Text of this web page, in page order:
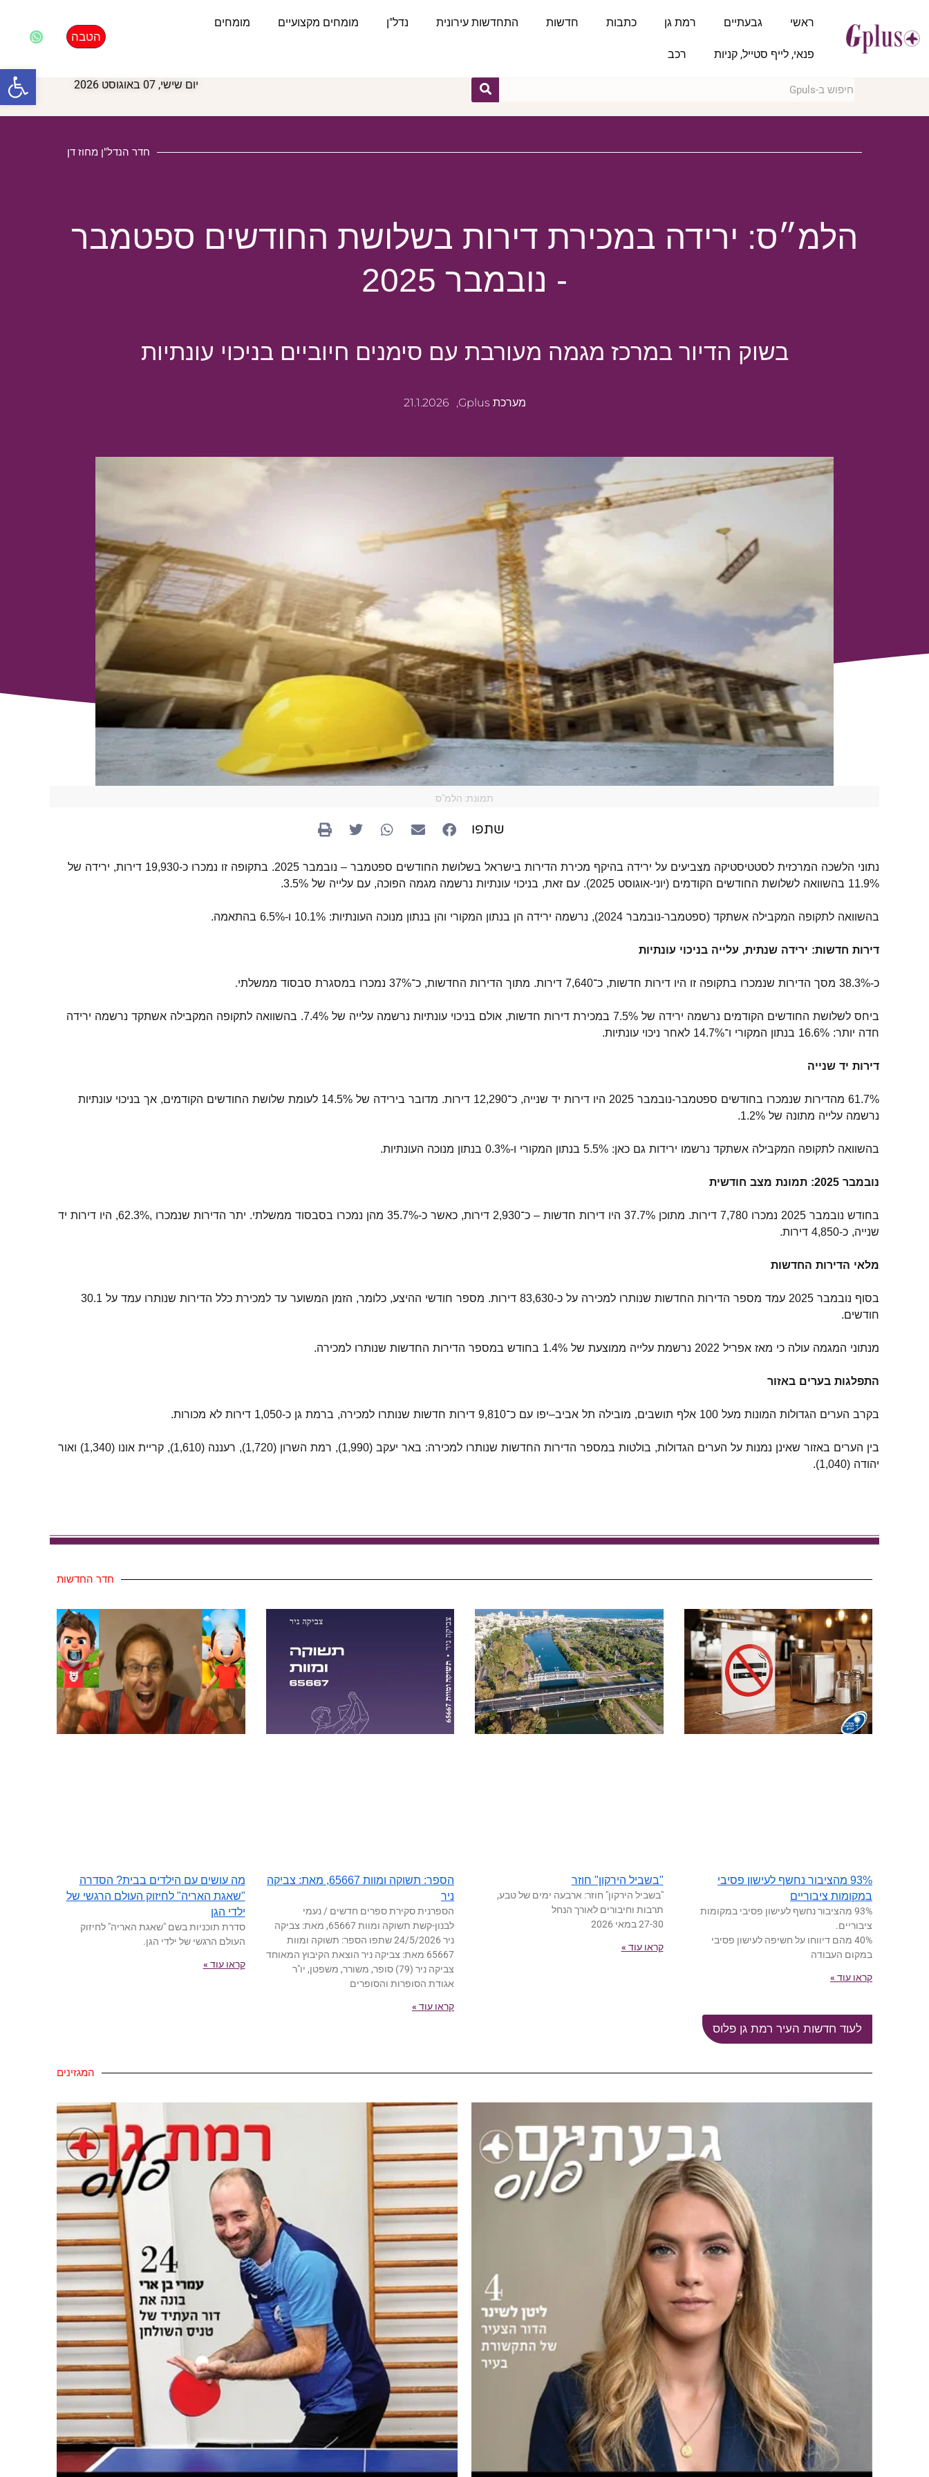
ראשי גבעתיים רמת גן כתבות חדשות התחדשות עירונית נדל"ן מומחים מקצועיים מומחים
פנאי, לייף סטייל, קניות רכב
הטבה
יום שישי, 07 באוגוסט 2026
חדר הנדל"ן מחוז דן
הלמ״ס: ירידה במכירת דירות בשלושת החודשים ספטמבר
- נובמבר 2025
בשוק הדיור במרכז מגמה מעורבת עם סימנים חיוביים בניכוי עונתיות
מערכת Gplus, 21.1.2026
תמונת: הלמ"ס
שתפו
נתוני הלשכה המרכזית לסטטיסטיקה מצביעים על ירידה בהיקף מכירת הדירות בישראל בשלושת החודשים ספטמבר – נובמבר 2025. בתקופה זו נמכרו כ-19,930 דירות, ירידה של
11.9% בהשוואה לשלושת החודשים הקודמים (יוני-אוגוסט 2025). עם זאת, בניכוי עונתיות נרשמה מגמה הפוכה, עם עלייה של 3.5%.
בהשוואה לתקופה המקבילה אשתקד (ספטמבר-נובמבר 2024), נרשמה ירידה הן בנתון המקורי והן בנתון מנוכה העונתיות: 10.1% ו-6.5% בהתאמה.
דירות חדשות: ירידה שנתית, עלייה בניכוי עונתיות
כ-38.3% מסך הדירות שנמכרו בתקופה זו היו דירות חדשות, כ־7,640 דירות. מתוך הדירות החדשות, כ־37% נמכרו במסגרת סבסוד ממשלתי.
ביחס לשלושת החודשים הקודמים נרשמה ירידה של 7.5% במכירת דירות חדשות, אולם בניכוי עונתיות נרשמה עלייה של 7.4%. בהשוואה לתקופה המקבילה אשתקד נרשמה ירידה
חדה יותר: 16.6% בנתון המקורי ו־14.7% לאחר ניכוי עונתיות.
דירות יד שנייה
61.7% מהדירות שנמכרו בחודשים ספטמבר-נובמבר 2025 היו דירות יד שנייה, כ־12,290 דירות. מדובר בירידה של 14.5% לעומת שלושת החודשים הקודמים, אך בניכוי עונתיות
נרשמה עלייה מתונה של 1.2%.
בהשוואה לתקופה המקבילה אשתקד נרשמו ירידות גם כאן: 5.5% בנתון המקורי ו-0.3% בנתון מנוכה העונתיות.
נובמבר 2025: תמונת מצב חודשית
בחודש נובמבר 2025 נמכרו 7,780 דירות. מתוכן 37.7% היו דירות חדשות – כ־2,930 דירות, כאשר כ-35.7% מהן נמכרו בסבסוד ממשלתי. יתר הדירות שנמכרו ,62.3%, היו דירות יד
שנייה, כ-4,850 דירות.
מלאי הדירות החדשות
בסוף נובמבר 2025 עמד מספר הדירות החדשות שנותרו למכירה על כ-83,630 דירות. מספר חודשי ההיצע, כלומר, הזמן המשוער עד למכירת כלל הדירות שנותרו עמד על 30.1
חודשים.
מנתוני המגמה עולה כי מאז אפריל 2022 נרשמת עלייה ממוצעת של 1.4% בחודש במספר הדירות החדשות שנותרו למכירה.
התפלגות בערים באזור
בקרב הערים הגדולות המונות מעל 100 אלף תושבים, מובילה תל אביב–יפו עם כ־9,810 דירות חדשות שנותרו למכירה, ברמת גן כ-1,050 דירות לא מכורות.
בין הערים באזור שאינן נמנות על הערים הגדולות, בולטות במספר הדירות החדשות שנותרו למכירה: באר יעקב (1,990), רמת השרון (1,720), רעננה (1,610), קריית אונו (1,340) ואור
יהודה (1,040).
חדר החדשות
93% מהציבור נחשף לעישון פסיבי
במקומות ציבוריים
93% מהציבור נחשף לעישון פסיבי במקומות
ציבוריים.
40% מהם דיווחו על חשיפה לעישון פסיבי
במקום העבודה
קראו עוד »
"בשביל הירקון" חוזר
"בשביל הירקון" חוזר: ארבעה ימים של טבע,
תרבות וחיבורים לאורך הנחל
27-30 במאי 2026
קראו עוד »
הספר: תשוקה ומוות 65667, מאת: צביקה
ניר
הספרנית סקירת ספרים חדשים / נעמי
לבנון-קשת תשוקה ומוות 65667, מאת: צביקה
ניר 24/5/2026 שתפו הספר: תשוקה ומוות
65667 מאת: צביקה ניר הוצאת הקיבוץ המאוחד
צביקה ניר (79) סופר, משורר, משפטן, יו"ר
אגודת הסופרות והסופרים
קראו עוד »
מה עושים עם הילדים בבית? הסדרה
"שאגת האריה" לחיזוק העולם הרגשי של
ילדי הגן
סדרת תוכניות בשם "שאגת האריה" לחיזוק
העולם הרגשי של ילדי הגן.
קראו עוד »
לעוד חדשות העיר רמת גן פלוס
המגזינים
פתח